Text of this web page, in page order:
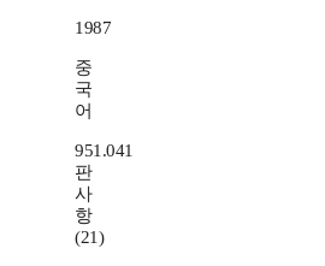
1987
중
국
어
951.041
판
사
항
(21)